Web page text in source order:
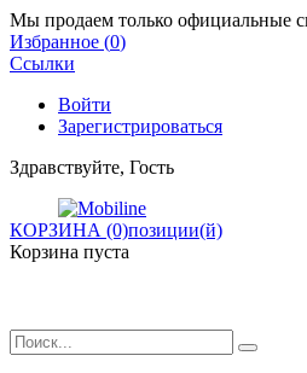
Мы продаем только официальные
Избранное (0)
Ссылки
Войти
Зарегистрироваться
Здравствуйте, Гость
КОРЗИНА (0)позиции(й)
Корзина пуста